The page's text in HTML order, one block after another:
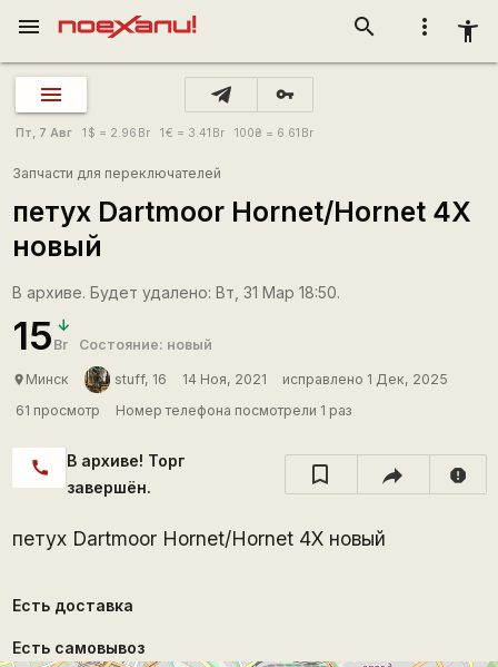
more_vert accessibility_new
search
menu
vpn_key
Пт, 7 Авг 1 $ = 2.96 Br 1€ = 3.41 Br 100₴ = 6.61 Br
Запчасти для переключателей
петух Dartmoor Hornet/Hornet 4X
новый
В архиве. Будет удалено: Вт, 31 Мар 18:50.
15 Br Состояние: новый
place Минск stuff, 16 14 Ноя, 2021
исправлено 1 Дек, 2025
61 просмотр
Номер телефона посмотрели 1 раз
call
В архиве! Торг
завершён.
report
петух Dartmoor Hornet/Hornet 4X новый
Есть доставка
Есть самовывоз